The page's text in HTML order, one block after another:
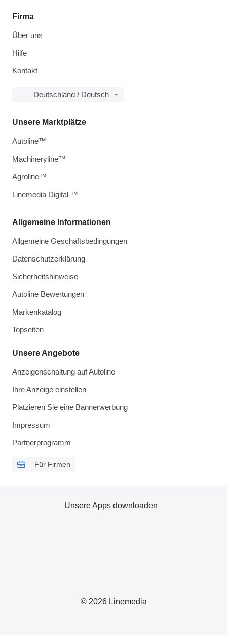
Firma
Über uns
Hilfe
Kontakt
Deutschland / Deutsch
Allgemeine Informationen
Allgemeine Geschäftsbedingungen
Datenschutzerklärung
Sicherheitshinweise
Autoline Bewertungen
Markenkatalog
Topseiten
Unsere Angebote
Anzeigenschaltung auf Autoline
Ihre Anzeige einstellen
Platzieren Sie eine Bannerwerbung
Impressum
Partnerprogramm
Für Firmen
Unsere Marktplätze
Autoline™
Machineryline™
Agroline™
Linemedia Digital ™
© 2026 Linemedia
Unsere Apps downloaden